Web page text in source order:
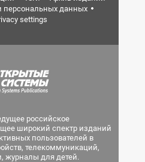
персональных данных
settings
российское
широкий спектр изданий
пользователей в
телекоммуникаций,
журналы для детей.